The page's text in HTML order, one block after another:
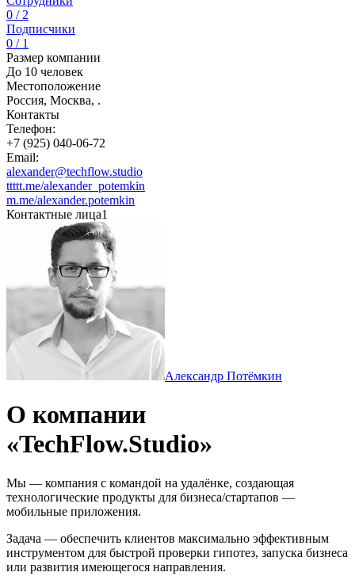
0 / 2
Подписчики
0 / 1
Размер компании
До 10 человек
Местоположение
Россия, Москва, .
Контакты
Телефон:
+7 (925) 040-06-72
Email:
alexander@techflow.studio
ttttt.me/alexander_potemkin
m.me/alexander.potemkin
Контактные лица1
Александр Потёмкин
О компании
«TechFlow.Studio»
Мы — компания с командой на удалёнке, создающая
технологические продукты для бизнеса/стартапов —
мобильные приложения.
Задача — обеспечить клиентов максимально эффективным
инструментом для быстрой проверки гипотез, запуска бизнеса
или развития имеющегося направления.